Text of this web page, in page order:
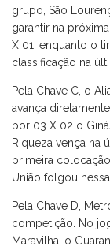
grupo, São
garantir na
X 01, enquanto o
classificação na
Pela Chave C, o
avança
por 03 X 02 o
Riqueza vença na
primeira
União folgou
Pela Chave D,
competição. No
Maravilha, o